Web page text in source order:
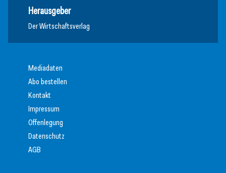
Herausgeber
Der Wirtschaftsverlag
Mediadaten
Abo bestellen
Kontakt
Impressum
Offenlegung
Datenschutz
AGB